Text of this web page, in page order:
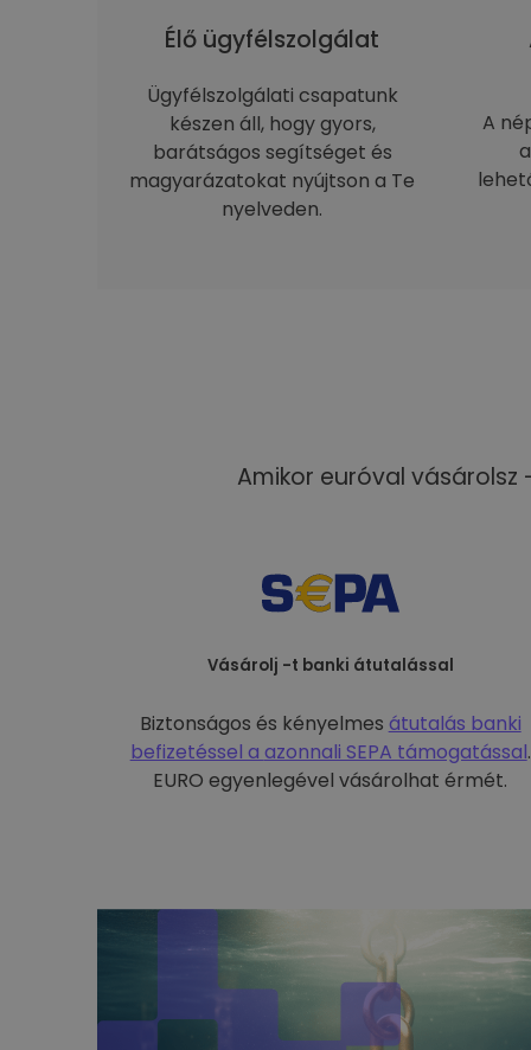
Élő ügyfélszolgálat
Ügyfélszolgálati csapatunk
készen áll, hogy gyors,
barátságos segítséget és
magyarázatokat nyújtson a Te
nyelveden.
A
Amikor euróval
Vásárolj -t banki átutalással
Biztonságos és kényelmes átutalás banki
befizetéssel a azonnali SEPA támogatással.
EURO egyenlegével vásárolhat érmét.